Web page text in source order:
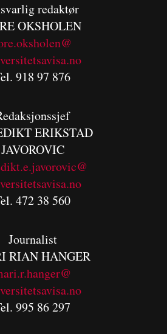
redaktør
OKSHOLEN
918 97 876
ERIKSTAD
JAVOROVIC
472 38 560
Journalist
RIAN HANGER
995 86 297